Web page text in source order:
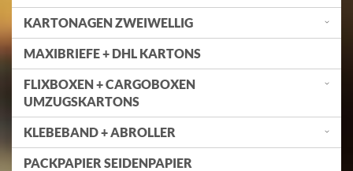
KARTONAGEN ZWEIWELLIG
MAXIBRIEFE + DHL KARTONS
FLIXBOXEN + CARGOBOXEN
UMZUGSKARTONS
KLEBEBAND + ABROLLER
PACKPAPIER SEIDENPAPIER